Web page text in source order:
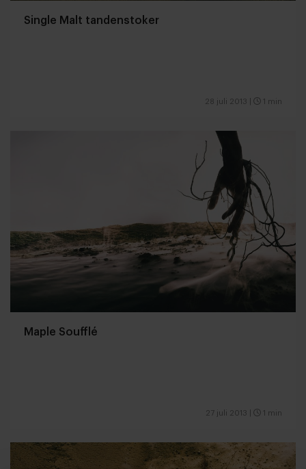
Single Malt tandenstoker
28 juli 2013 1 min
Maple Soufflé
27 juli 2013 1 min